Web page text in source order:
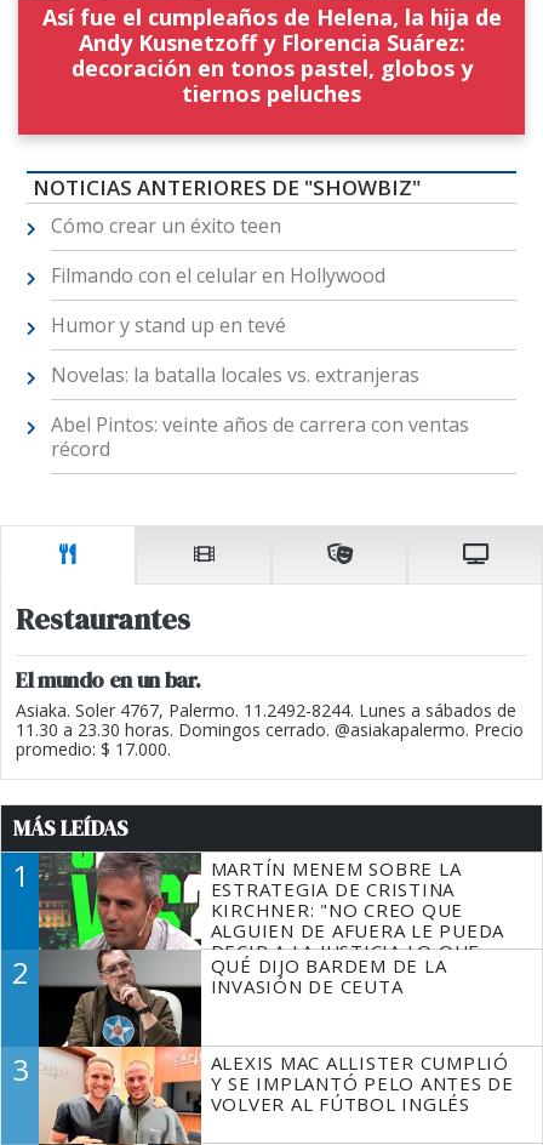
Así fue el cumpleaños de Helena, la hija de
Andy Kusnetzoff y Florencia Suárez:
decoración en tonos pastel, globos y
tiernos peluches
NOTICIAS ANTERIORES DE "SHOWBIZ"
Cómo crear un éxito teen
Filmando con el celular en Hollywood
Humor y stand up en tevé
Novelas: la batalla locales vs. extranjeras
Abel Pintos: veinte años de carrera con ventas
récord
Restaurantes
El mundo en un bar.
Asiaka. Soler 4767, Palermo. 11.2492-8244. Lunes a sábados de
11.30 a 23.30 horas. Domingos cerrado. @asiakapalermo. Precio
promedio: $ 17.000.
MÁS LEÍDAS
1
MARTÍN MENEM SOBRE LA
ESTRATEGIA DE CRISTINA
KIRCHNER: "NO CREO QUE
ALGUIEN DE AFUERA LE PUEDA
DECIR A LA JUSTICIA LO QUE
TIENE QUE HACER"
2
QUÉ DIJO BARDEM DE LA
INVASIÓN DE CEUTA
3
ALEXIS MAC ALLISTER CUMPLIÓ
Y SE IMPLANTÓ PELO ANTES DE
VOLVER AL FÚTBOL INGLÉS